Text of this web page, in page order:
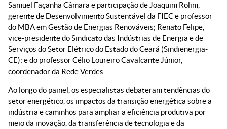
Samuel Façanha Câmara e participação de Joaquim Rolim,
gerente de Desenvolvimento Sustentável da FIEC e professor
do MBA em Gestão de Energias Renováveis; Renato Felipe,
vice-presidente do Sindicato das Indústrias de Energia e de
Serviços do Setor Elétrico do Estado do Ceará (Sindienergia-
CE); e do professor Célio Loureiro Cavalcante Júnior,
coordenador da Rede Verdes.
Ao longo do painel, os especialistas debateram tendências do
setor energético, os impactos da transição energética sobre a
indústria e caminhos para ampliar a eficiência produtiva por
meio da inovação, da transferência de tecnologia e da